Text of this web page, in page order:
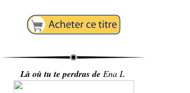
Là où tu te perdras de Ena L